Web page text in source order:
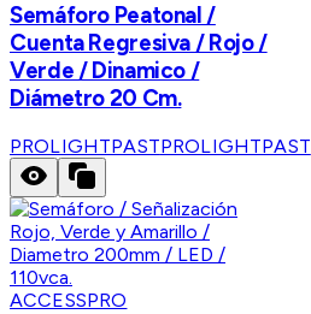
Semáforo Peatonal /
Cuenta Regresiva / Rojo /
Verde / Dinamico /
Diámetro 20 Cm.
PROLIGHTPASTPROLIGHTPAST
ACCESSPRO